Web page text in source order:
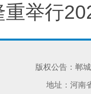
重举行
版权公告：郸
地址：河南